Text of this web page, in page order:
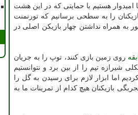
هستیم با حمایتی که در این هشت
را به سطحی برسانیم که تورنمنت
به همراه نداشتن چهار بازیکن اصلی در
روی زمین بازی کنند، توپ را به جریان
شیرازه تیم را از بین برد و نتوانستیم
اما ابزار لازم برای رسیدن به گل را
بازیکنان هیچ کدام از تمرینات ما به